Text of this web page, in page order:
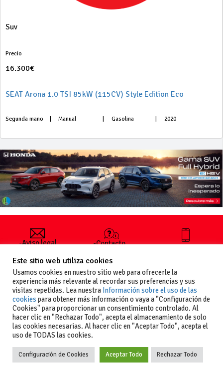
Suv
Precio
16.300€
SEAT Arona 1.0 TSI 85kW (115CV) Style Edition Eco
Segunda mano Manual Gasolina 2020
-Aviso legal
generales
de uso
-Política de
privacidad
-Política de
cookies
-Contacto
publicar un
anuncio
-Vende+
+34 627 35
Copyright La guia del motor
Este sitio web utiliza cookies
Usamos cookies en nuestro sitio web para ofrecerle la
experiencia más relevante al recordar sus preferencias y sus
visitas repetidas. Lea nuestra Información sobre el uso de las
cookies para obtener más información o vaya a "Configuración de
Cookies" para proporcionar un consentimiento controlado. Al
hacer clic en "Rechazar Todo", acepta el almacenamiento de solo
las cookies necesarias. Al hacer clic en "Aceptar Todo", acepta el
uso de TODAS las cookies.
Configuración de Cookies Aceptar Todo Rechazar Todo